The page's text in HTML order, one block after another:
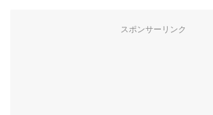
スポンサーリンク